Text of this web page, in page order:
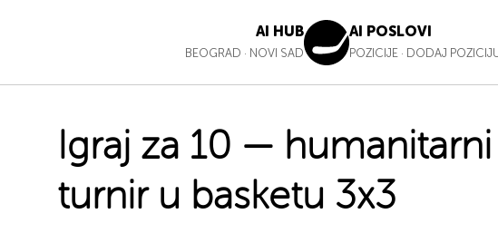
AI HUB
BEOGRAD · NOVI SAD
AI POSLOVI
POZICIJE · DODAJ
Igraj za 10 — humanitarni
turnir u basketu 3x3